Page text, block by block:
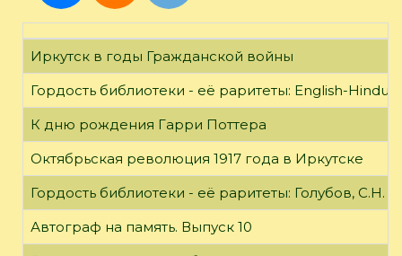
Иркутск в годы Гражданской войны
Гордость библиотеки - её раритеты: English-
К дню рождения Гарри Поттера
Октябрьская революция 1917 года в Иркутске
Гордость библиотеки - её раритеты: Голубов, С.Н.
Автограф на память. Выпуск 10